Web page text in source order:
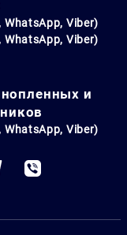
WhatsApp, Viber)
WhatsApp, Viber)
и
WhatsApp, Viber)